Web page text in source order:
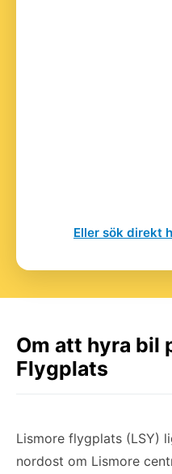
Eller sök direkt
Om att hyra bil
Flygplats
Lismore flygplats (LSY)
nordost om Lismore